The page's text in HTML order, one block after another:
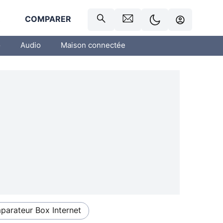
COMPARER
Audio Maison connectée
Box Internet